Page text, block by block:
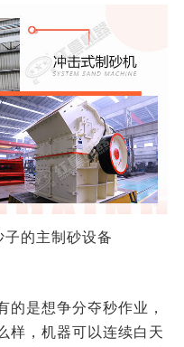
的主制砂设备
的是想争分夺秒作业，
样，机器可以连续白天